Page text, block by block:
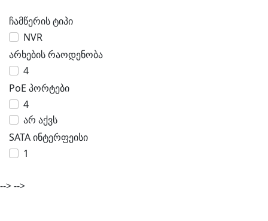
ჩამწერის ტიპი
NVR
არხების რაოდენობა
4
PoE პორტები
4
არ აქვს
SATA ინტერფეისი
1
-->-->